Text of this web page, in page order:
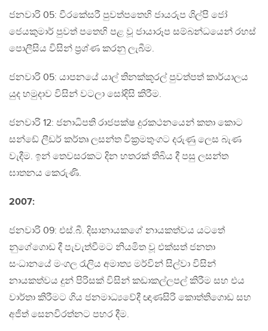
ජනවාරි 05: වීරකේසරී පුවත්පතෙහි ජායරුප ශිල්පි ජෝ
ජෙයකුමාර් පුවත් පතෙහි පළ වූ ජායාරූප සම්බන්ධයෙන් රහස්
පොලීසිය විසින් ප්‍රශ්ණ කරනු ලැබීම.
ජනවාරි 05: යාපනයේ යාල් තිනක්කූරල් පුවත්පත් කාර්යාලය
යුද හමුදාව විසින් වටලා සෝදිසි කිරීම.
ජනවාරි 12: ජනාධිපති රාජපක්ෂ දුරකථනයෙන් කතා කොට
සන්ඩේ ලීඩර් කර්තෘ ලසන්ත වික්‍රමතුංගට දරුණු ලෙස බැණ
වැදීම. ඉන් තෙවසරකට දින හතරක් තිබිය දී පසු ලසන්ත
ඝාතනය කෙරුණි.
2007:
ජනවාරි 09: එස්.බී. දිසානායකගේ නායකත්වය යටතේ
නුගේගොඩ දී පැවැත්වීමට නියමිත වූ එක්සත් ජනතා
සංධානයේ මංගල රැලිය අමාත්‍ය මර්වින් සිල්වා විසින්
නායකත්වය දුන් පිරිසක් විසින් කඩාකල්ලපල් කිරීම සහ එය
වාර්තා කිරීමට ගිය ජනමාධ්‍යවේදී ඥාණසිරි කොත්තිගොඩ සහ
අජිත් සෙනවිරත්නට පහර දීම.